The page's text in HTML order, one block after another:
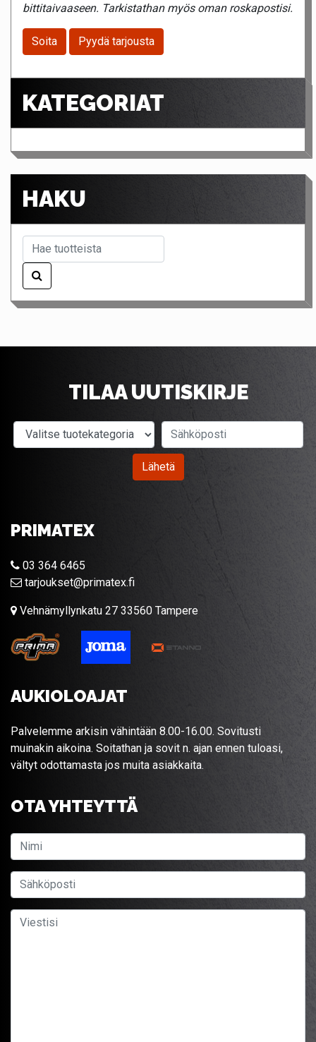
bittitaivaaseen. Tarkistathan myös oman roskapostisi.
Soita Pyydä tarjousta
KATEGORIAT
HAKU
TILAA UUTISKIRJE
Valitse tuotekategoria
Lähetä
PRIMATEX
03 364 6465
tarjoukset@primatex.fi
Vehnämyllynkatu 27 33560 Tampere
AUKIOLOAJAT
Palvelemme arkisin vähintään 8.00-16.00. Sovitusti
muinakin aikoina. Soitathan ja sovit n. ajan ennen tuloasi,
vältyt odottamasta jos muita asiakkaita.
OTA YHTEYTTÄ